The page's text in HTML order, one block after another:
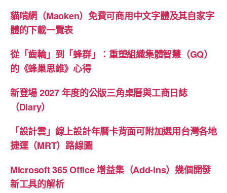
貓啃網（Maoken）免費可商用中文字體及其自家字
體的下載一覽表
從「齒輪」到「蜂群」：重塑組織集體智慧（GQ）
的《蜂巢思維》心得
新登場 2027 年度的公版三角桌曆與工商日誌
（Diary）
「設計雲」線上設計年曆卡背面可附加選用台灣各地
捷運（MRT）路線圖
Microsoft 365 Office 增益集（Add-ins）幾個開發
新工具的解析